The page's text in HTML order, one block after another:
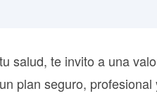
salud, te invito a una
plan seguro,